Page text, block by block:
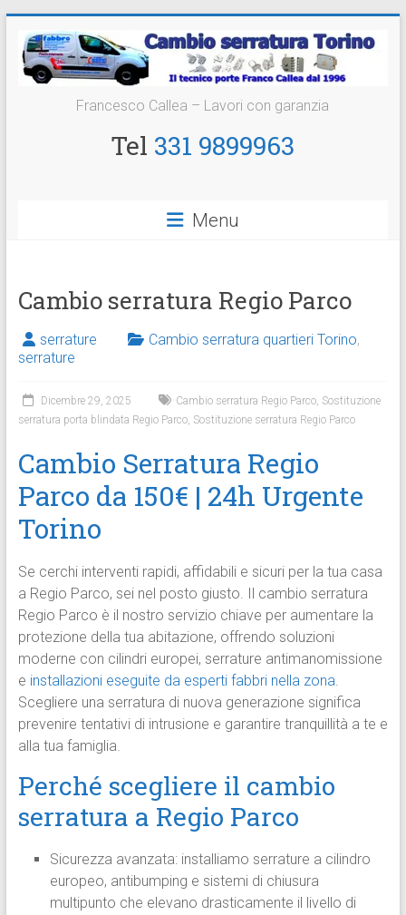
contenuto
Cambio
Serratura
Francesco Callea – Lavori con garanzia
Tel 331 9899963
Menu
Cambio serratura Regio Parco
serrature Cambio serratura quartieri Torino,
serrature
Dicembre 29, 2025 Cambio serratura Regio Parco, Sostituzione
serratura porta blindata Regio Parco, Sostituzione serratura Regio Parco
Cambio Serratura Regio
Parco da 150€ | 24h Urgente
Torino
Se cerchi interventi rapidi, affidabili e sicuri per la tua casa
a Regio Parco, sei nel posto giusto. Il cambio serratura
Regio Parco è il nostro servizio chiave per aumentare la
protezione della tua abitazione, offrendo soluzioni
moderne con cilindri europei, serrature antimanomissione
e installazioni eseguite da esperti fabbri nella zona.
Scegliere una serratura di nuova generazione significa
prevenire tentativi di intrusione e garantire tranquillità a te e
alla tua famiglia.
Perché scegliere il cambio
serratura a Regio Parco
Sicurezza avanzata: installiamo serrature a cilindro
europeo, antibumping e sistemi di chiusura
multipunto che elevano drasticamente il livello di